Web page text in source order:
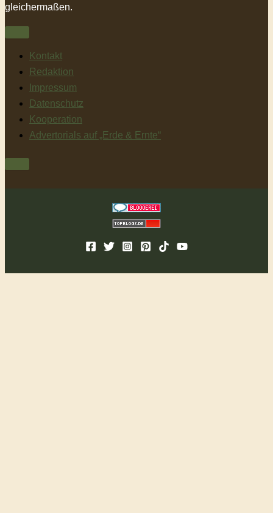
gleichermaßen.
Kontakt
Redaktion
Impressum
Datenschutz
Kooperation
Advertorials auf „Erde & Ernte“